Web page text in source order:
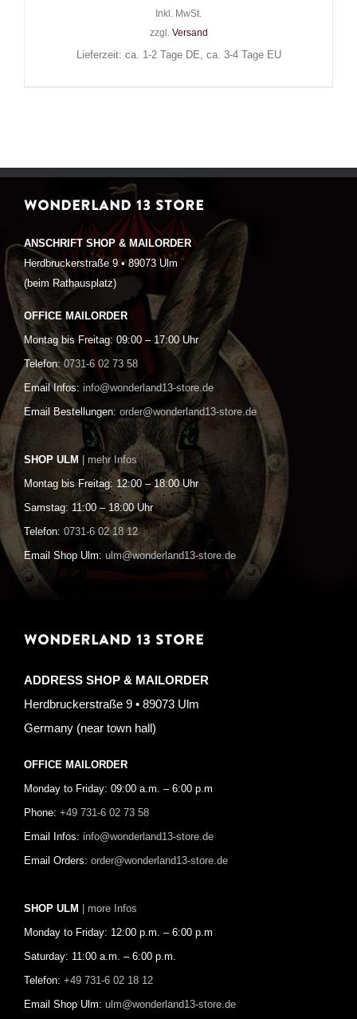
Inkl. MwSt.
zzgl. Versand
Lieferzeit: ca. 1-2 Tage DE, ca. 3-4 Tage EU
WONDERLAND 13 STORE
ANSCHRIFT SHOP & MAILORDER
Herdbruckerstraße 9 • 89073 Ulm
(beim Rathausplatz)
OFFICE MAILORDER
Montag bis Freitag: 09:00 – 17:00 Uhr
Telefon: 0731-6 02 73 58
Email Infos: info@wonderland13-store.de
Email Bestellungen: order@wonderland13-store.de
SHOP ULM | mehr Infos
Montag bis Freitag: 12:00 – 18:00 Uhr
Samstag: 11:00 – 18:00 Uhr
Telefon: 0731-6 02 18 12
Email Shop Ulm: ulm@wonderland13-store.de
WONDERLAND 13 STORE
ADDRESS SHOP & MAILORDER
Herdbruckerstraße 9 • 89073 Ulm
Germany (near town hall)
OFFICE MAILORDER
Monday to Friday: 09:00 a.m. – 6:00 p.m
Phone: +49 731-6 02 73 58
Email Infos: info@wonderland13-store.de
Email Orders: order@wonderland13-store.de
SHOP ULM | more Infos
Monday to Friday: 12:00 p.m. – 6:00 p.m
Saturday: 11:00 a.m. – 6:00 p.m.
Telefon: +49 731-6 02 18 12
Email Shop Ulm: ulm@wonderland13-store.de